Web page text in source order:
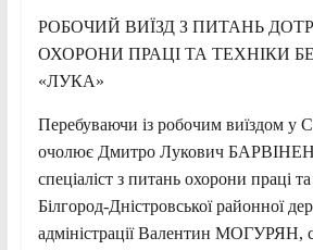
РОБОЧИЙ ВИЇЗД З ПИТАНЬ
ОХОРОНИ ПРАЦІ ТА ТЕХНІКИ
«ЛУКА»
Перебуваючи із робочим виїздом у
очолює Дмитро Лукович
спеціаліст з питань охорони праці
Білгород-Дністровської районної
адміністрації Валентин МОГУРЯН,